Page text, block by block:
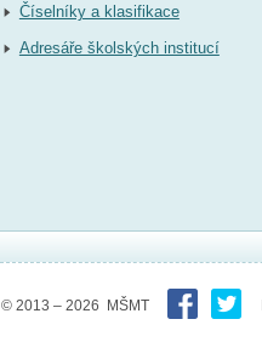
Číselníky a klasifikace
Adresáře školských institucí
© 2013 – 2026 MŠMT